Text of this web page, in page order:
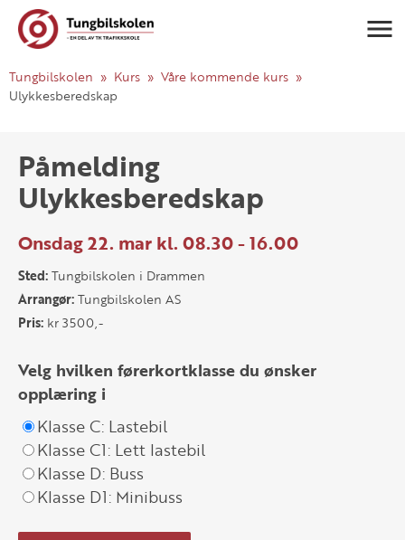
Tungbilskolen Kurs
Våre kommende kurs
Ulykkesberedskap
Påmelding
Ulykkesberedskap
Onsdag 22. mar kl. 08.30 - 16.00
Sted:Tungbilskolen i Drammen
Arrangør:Tungbilskolen AS
Pris: kr 3500,-
Velg hvilken førerkortklasse du ønsker
opplæring i
Klasse C: Lastebil
Klasse C1: Lett lastebil
Klasse D: Buss
Klasse D1: Minibuss